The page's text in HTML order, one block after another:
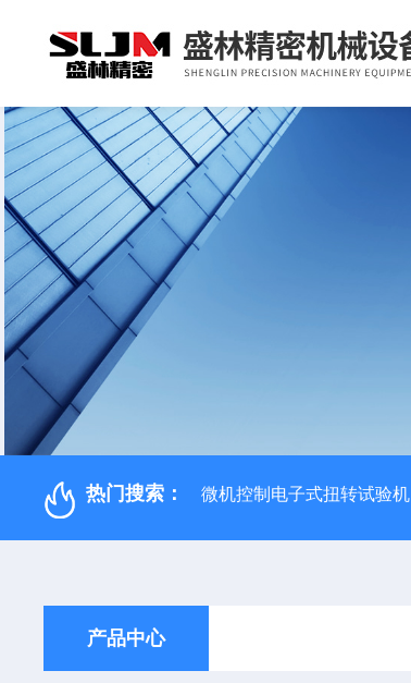
热门搜索： 微机控制电子式扭转试验机
产品中心